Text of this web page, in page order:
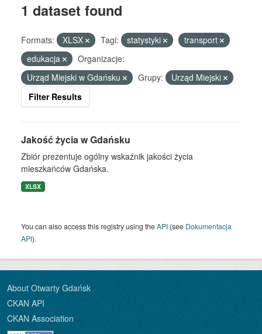
1 dataset found
Formats: XLSX Tagi: statystyki
transport
edukacja
Organizacje:
Urząd Miejski w Gdańsku
Grupy:
Urząd Miejski
Filter Results
Jakość życia w Gdańsku
Zbiór prezentuje ogólny wskaźnik jakości życia
mieszkańców Gdańska.
XLSX
You can also access this registry using theAPI (see Dokumentacja
API).
About Otwarty Gdańsk
CKAN API
CKAN Association